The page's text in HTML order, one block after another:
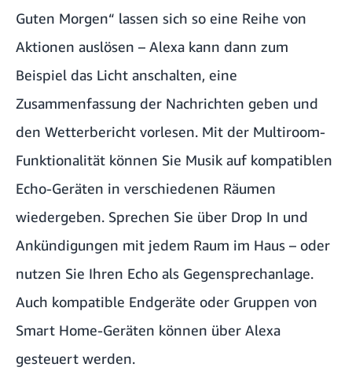
Guten Morgen“ lassen sich so eine Reihe von
Aktionen auslösen – Alexa kann dann zum
Beispiel das Licht anschalten, eine
Zusammenfassung der Nachrichten geben und
den Wetterbericht vorlesen. Mit der Multiroom-
Funktionalität können Sie Musik auf kompatiblen
Echo-Geräten in verschiedenen Räumen
wiedergeben. Sprechen Sie über Drop In und
Ankündigungen mit jedem Raum im Haus – oder
nutzen Sie Ihren Echo als Gegensprechanlage.
Auch kompatible Endgeräte oder Gruppen von
Smart Home-Geräten können über Alexa
gesteuert werden.